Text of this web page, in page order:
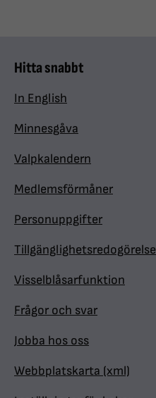
Hitta snabbt
In English
Minnesgåva
Valpkalendern
Medlemsförmåner
Personuppgifter
Tillgänglighetsredogörelse
Visselblåsarfunktion
Frågor och svar
Jobba hos oss
Webbplatskarta (xml)